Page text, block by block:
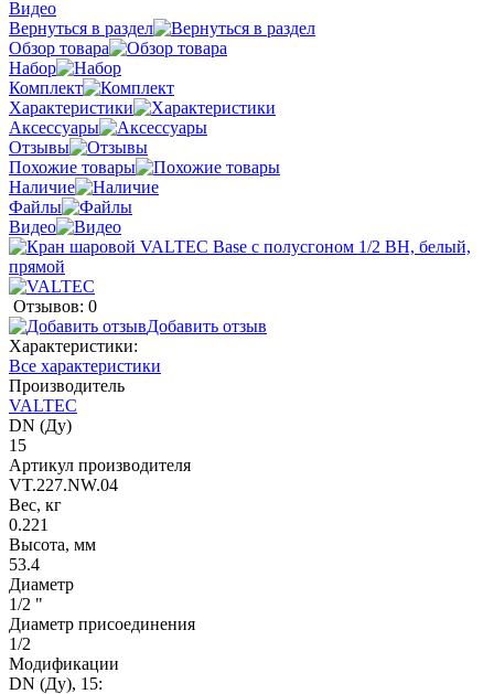
Видео
Вернуться в раздел
Обзор товара
Набор
Комплект
Характеристики
Аксессуары
Отзывы
Похожие товары
Наличие
Файлы
Видео
Отзывов: 0
Добавить отзыв
Характеристики:
Все характеристики
Производитель
VALTEC
DN (Ду)
15
Артикул производителя
VT.227.NW.04
Вес, кг
0.221
Высота, мм
53.4
Диаметр
1/2 "
Диаметр присоединения
1/2
Модификации
DN (Ду), 15: